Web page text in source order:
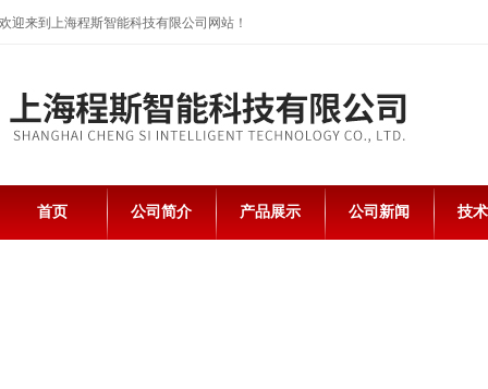
欢迎来到上海程斯智能科技有限公司网站！
首页 公司简介 产品展示 公司新闻 技